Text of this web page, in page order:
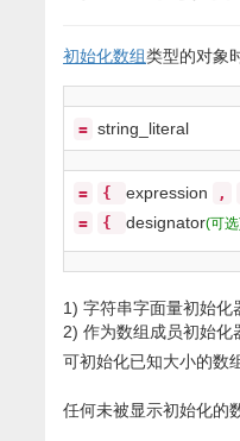
初始化数组类型的对象
= string_literal
= { expression ,
=
{ designator(可
1) 字符串字面量初始化
2) 作为数组成员初始化
可初始化已知大小的数
任何未被显示初始化的